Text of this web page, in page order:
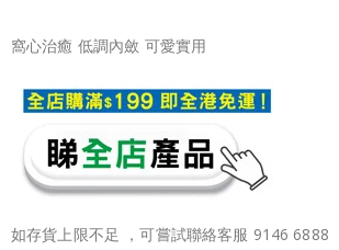
窩心治癒 低調內斂 可愛實用
如存貨上限不足 ，可嘗試聯絡客服 9146 6888